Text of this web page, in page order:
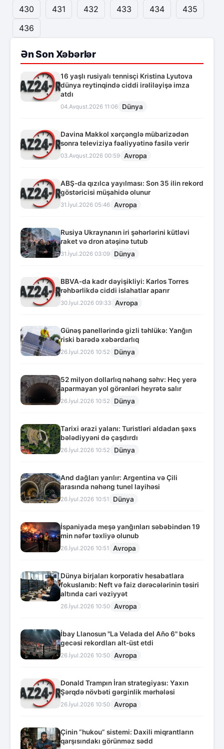
430 431 432 433 434
435
436
Ən Son Xəbərlər
16 yaşlı rusiyalı tennisçi Kristina Lyutova
dünya reytinqində ciddi irəliləyişə imza
atdı
04.Avqust.2026 11:06 Dünya
Davina Makkol xərçənglə mübarizədən
sonra televiziya fəaliyyətinə fasilə verir
03.Avqust.2026 00:59 Avropa
ABŞ-da qızılca yayılması: Son 35 ilin rekord
göstəricisi müşahidə olunur
31.İyul.2026 05:46 Avropa
Rusiya Ukraynanın iri şəhərlərini kütləvi
raket və dron atəşinə tutub
31.İyul.2026 03:09 Dünya
BBVA-da kadr dəyişikliyi: Karlos Torres
rəhbərlikdə ciddi islahatlar aparır
30.İyul.2026 09:33 Avropa
Günəş panellərində gizli təhlükə: Yanğın
riski barədə xəbərdarlıq
26.İyul.2026 10:52 Dünya
52 milyon dollarlıq nəhəng səhv: Heç yerə
aparmayan yol görənləri heyrətə salır
26.İyul.2026 10:52 Dünya
Tarixi ərazi yalanı: Turistləri aldadan şəxs
bələdiyyəni də çaşdırdı
26.İyul.2026 10:52 Dünya
And dağları yarılır: Argentina və Çili
arasında nəhəng tunel layihəsi
26.İyul.2026 10:51 Dünya
İspaniyada meşə yanğınları səbəbindən 19
min nəfər təxliyə olunub
26.İyul.2026 10:51 Avropa
Dünya birjaları korporativ hesabatlara
fokuslanıb: Neft və faiz dərəcələrinin təsiri
altında cari vəziyyət
26.İyul.2026 10:50 Avropa
İbay Llanosun "La Velada del Año 6" boks
gecəsi rekordları alt-üst etdi
26.İyul.2026 10:50 Avropa
Donald Trampın İran strategiyası: Yaxın
Şərqdə növbəti gərginlik mərhələsi
26.İyul.2026 10:50 Avropa
Çinin “hukou” sistemi: Daxili miqrantların
qarşısındakı görünməz sədd